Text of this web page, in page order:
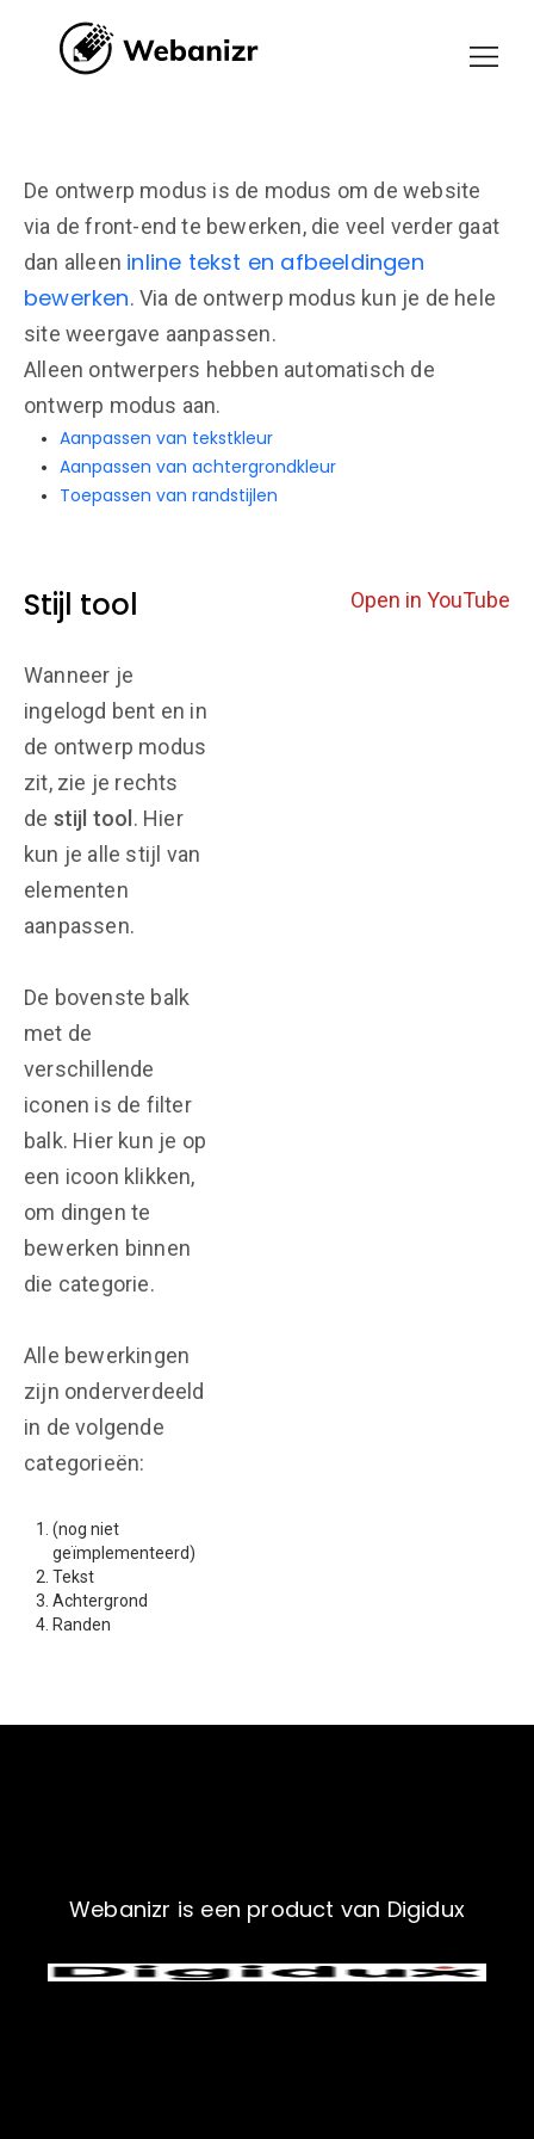
De ontwerp modus is de modus om de website
via de front-end te bewerken, die veel verder gaat
dan alleen inline tekst en afbeeldingen
bewerken. Via de ontwerp modus kun je de hele
site weergave aanpassen.
Alleen ontwerpers hebben automatisch de
ontwerp modus aan.
Aanpassen van tekstkleur
Aanpassen van achtergrondkleur
Toepassen van randstijlen
Stijl tool
Wanneer je
ingelogd bent en in
de ontwerp modus
zit, zie je rechts
de stijl tool . Hier
kun je alle stijl van
elementen
aanpassen.
De bovenste balk
met de
verschillende
iconen is de filter
balk. Hier kun je op
een icoon klikken,
om dingen te
bewerken binnen
die categorie.
Alle bewerkingen
zijn onderverdeeld
in de volgende
categorieën:
(nog niet
geïmplementeerd)
Tekst
Achtergrond
Randen
Open in YouTube
Webanizr is een product van Digidux